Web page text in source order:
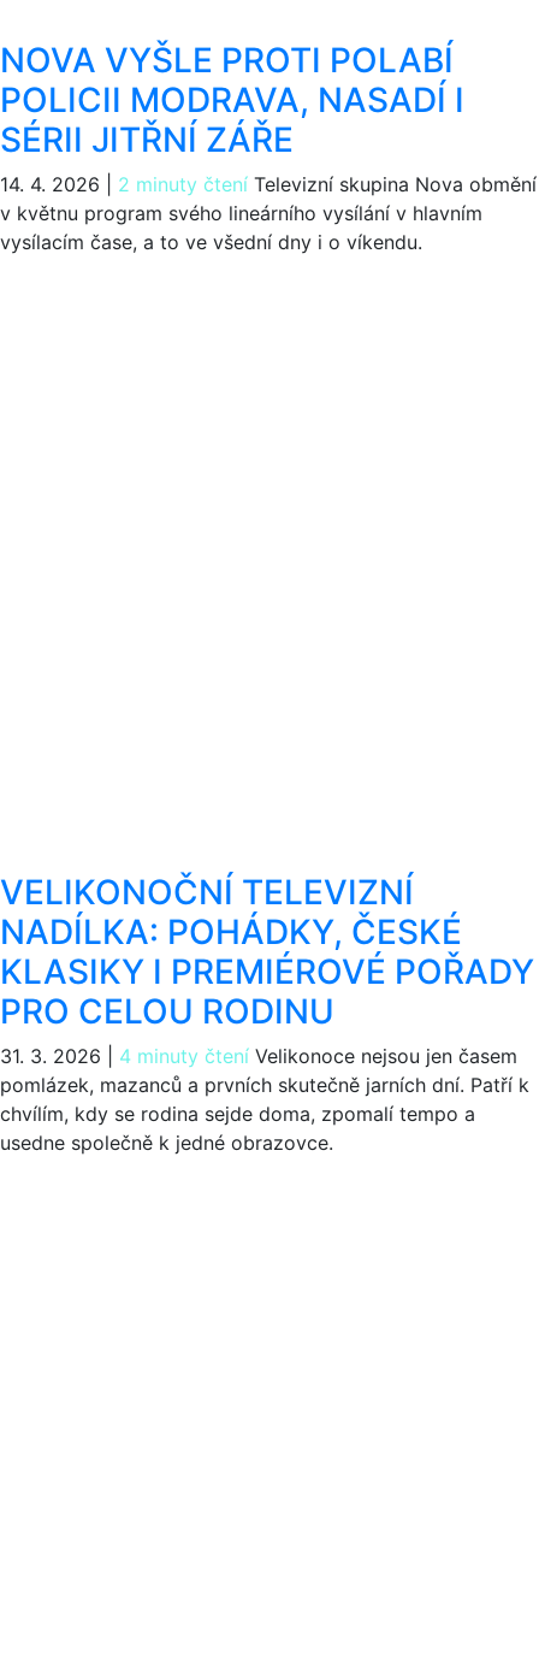
NOVA VYŠLE PROTI POLABÍ
POLICII MODRAVA, NASADÍ I
SÉRII JITŘNÍ ZÁŘE
14. 4. 2026 2 minuty čtení Televizní skupina Nova obmění
v květnu program svého lineárního vysílání v hlavním
vysílacím čase, a to ve všední dny i o víkendu.
VELIKONOČNÍ TELEVIZNÍ
NADÍLKA: POHÁDKY, ČESKÉ
KLASIKY I PREMIÉROVÉ POŘADY
PRO CELOU RODINU
31. 3. 2026 4 minuty čtení Velikonoce nejsou jen časem
pomlázek, mazanců a prvních skutečně jarních dní. Patří k
chvílím, kdy se rodina sejde doma, zpomalí tempo a
usedne společně k jedné obrazovce.